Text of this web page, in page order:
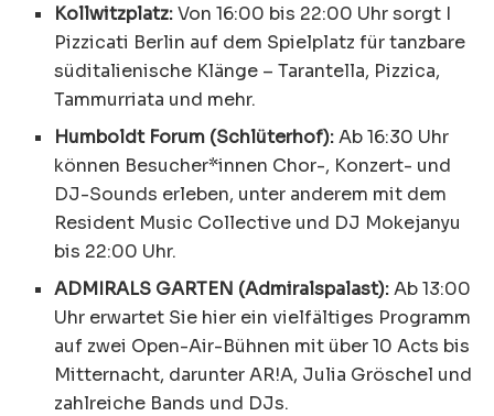
Kollwitzplatz:Von 16:00 bis 22:00 Uhr sorgt I
Pizzicati Berlin auf dem Spielplatz für tanzbare
süditalienische Klänge – Tarantella, Pizzica,
Tammurriata und mehr.
Humboldt Forum (Schlüterhof):Ab 16:30 Uhr
können Besucher*innen Chor-, Konzert- und
DJ-Sounds erleben, unter anderem mit dem
Resident Music Collective und DJ Mokejanyu
bis 22:00 Uhr.
ADMIRALS GARTEN (Admiralspalast):Ab 13:00
Uhr erwartet Sie hier ein vielfältiges Programm
auf zwei Open-Air-Bühnen mit über 10 Acts bis
Mitternacht, darunter AR!A, Julia Gröschel und
zahlreiche Bands und DJs.